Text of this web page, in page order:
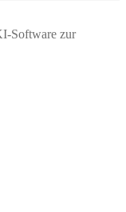
Software zur